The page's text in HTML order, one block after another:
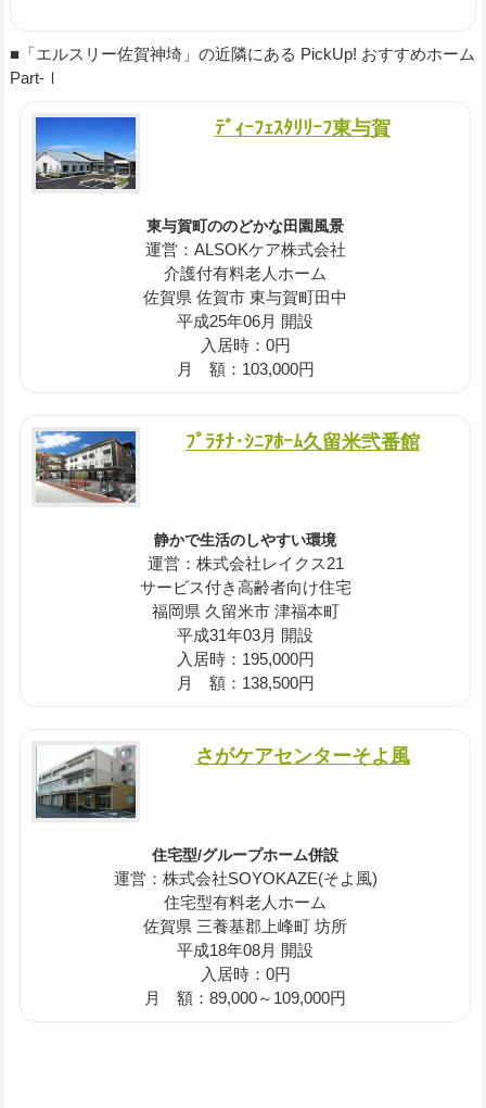
■「エルスリー佐賀神埼」の近隣にある PickUp! おすすめホーム
Part-Ⅰ
ﾃﾞｨｰﾌｪｽﾀﾘﾘｰﾌ東与賀
東与賀町ののどかな田園風景
運営：ALSOKケア株式会社
介護付有料老人ホーム
佐賀県 佐賀市 東与賀町田中
平成25年06月 開設
入居時：0円
月 額：103,000円
ﾌﾟﾗﾁﾅ･ｼﾆｱﾎｰﾑ久留米弐番館
静かで生活のしやすい環境
運営：株式会社レイクス21
サービス付き高齢者向け住宅
福岡県 久留米市 津福本町
平成31年03月 開設
入居時：195,000円
月 額：138,500円
さがケアセンターそよ風
住宅型/グループホーム併設
運営：株式会社SOYOKAZE(そよ風)
住宅型有料老人ホーム
佐賀県 三養基郡上峰町 坊所
平成18年08月 開設
入居時：0円
月 額：89,000～109,000円